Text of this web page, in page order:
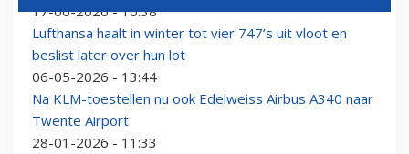
17-06-2026 - 10:38
Lufthansa haalt in winter tot vier 747’s uit vloot en
beslist later over hun lot
06-05-2026 - 13:44
Na KLM-toestellen nu ook Edelweiss Airbus A340 naar
Twente Airport
28-01-2026 - 11:33